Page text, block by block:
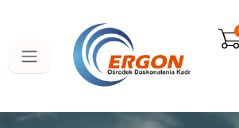
content